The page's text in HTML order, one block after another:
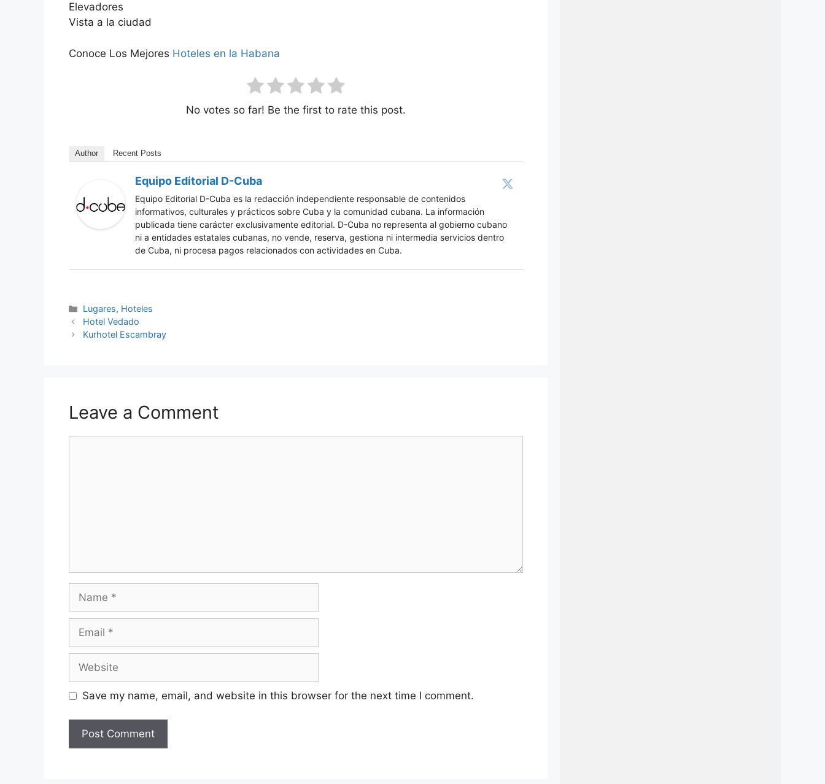
Elevadores
Vista a la ciudad
Conoce Los Mejores Hoteles en la Habana
No votes so far! Be the first to rate this post.
Author Recent Posts
Equipo Editorial D-Cuba
Equipo Editorial D-Cuba es la redacción independiente responsable de contenidos
informativos, culturales y prácticos sobre Cuba y la comunidad cubana. La información
publicada tiene carácter exclusivamente editorial. D-Cuba no representa al gobierno cubano
ni a entidades estatales cubanas, no vende, reserva, gestiona ni intermedia servicios dentro
de Cuba, ni procesa pagos relacionados con actividades en Cuba.
Categories
Lugares, Hoteles
Hotel Vedado
Kurhotel Escambray
Leave a Comment
Name
Email
Website
Save my name, email, and website in this browser for the next time I comment.